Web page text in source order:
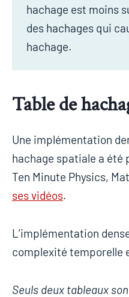
hachage est moins
des hachages qui
hachage.
Table de
Une implémentation
hachage spatiale a été
Ten Minute Physics,
ses vidéos.
L’implémentation
complexité temporelle
Seuls deux tableaux